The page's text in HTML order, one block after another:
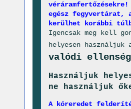
egész fegyvertárat,
kerülhet korábbi
Igencsak meg kell
helyesen használjuk
valódi
Használjuk
ne használjuk
A kóreredet